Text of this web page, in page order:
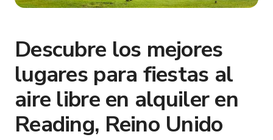
Descubre los mejores
lugares para fiestas al
aire libre en alquiler en
Reading, Reino Unido